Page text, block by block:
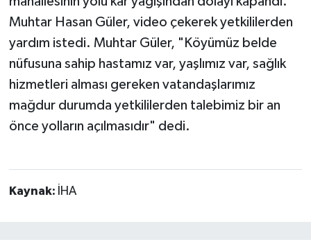
Muhtar Hasan Güler, video çekerek yetkililerden
yardım istedi. Muhtar Güler, "Köyümüz belde
nüfusuna sahip hastamız var, yaşlımız var, sağlık
hizmetleri alması gereken vatandaşlarımız
mağdur durumda yetkililerden talebimiz bir an
önce yolların açılmasıdır" dedi.
Kaynak: İHA